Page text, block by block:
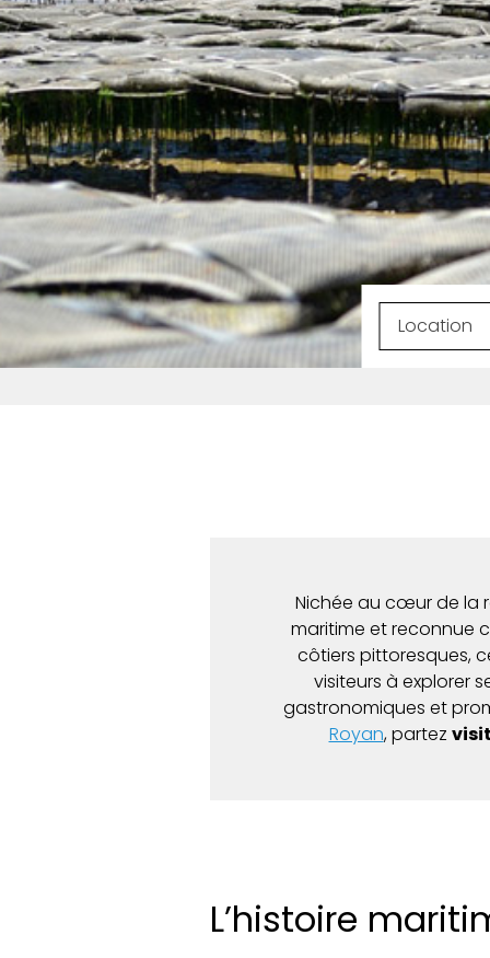
Nichée au cœur de la
maritime et reconnue
côtiers pittoresques,
visiteurs à explorer
gastronomiques et
Royan, partez
L’histoire